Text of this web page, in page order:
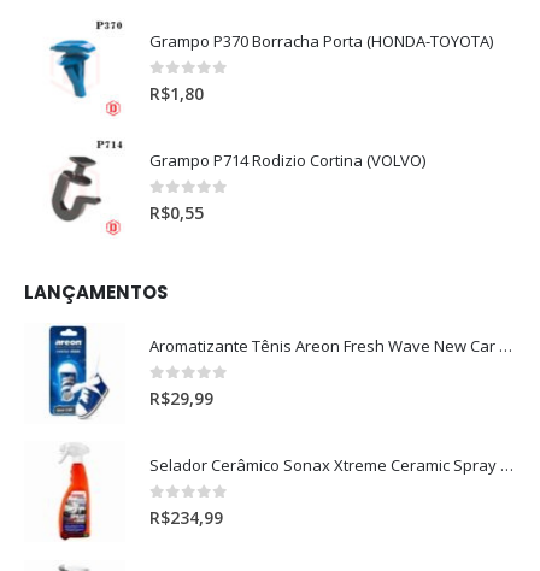
Grampo P370 Borracha Porta (HONDA-TOYOTA)
0out of 5
R$1,80
Grampo P714 Rodizio Cortina (VOLVO)
0out of 5
R$0,55
LANÇAMENTOS
Aromatizante Tênis Areon Fresh Wave New Car / Carro Novo
0out of 5
R$29,99
Selador Cerâmico Sonax Xtreme Ceramic Spray + Seal (750ml)
0out of 5
R$234,99